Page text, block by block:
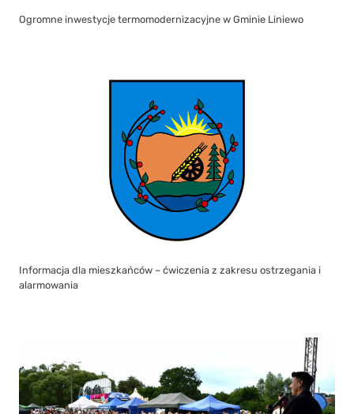
Ogromne inwestycje termomodernizacyjne w Gminie Liniewo
Informacja dla mieszkańców – ćwiczenia z zakresu ostrzegania i
alarmowania